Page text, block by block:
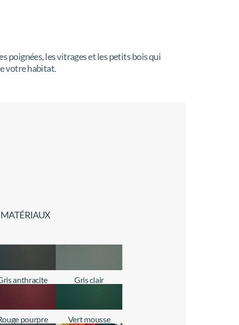
poignées, les vitrages et les petits bois qui
votre habitat.
anthracite Gris clair
pourpre Vert mousse